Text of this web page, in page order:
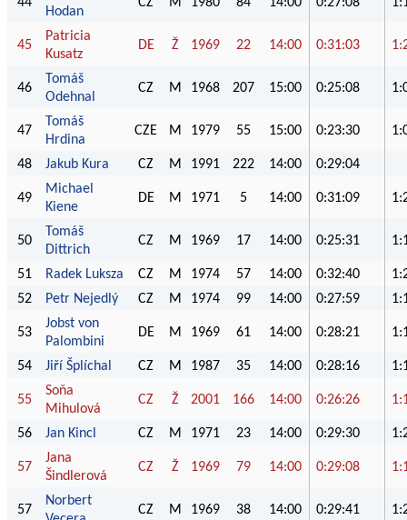
Hodan
45
Patricia
Kusatz
DE Ž 1969 22 14:00 0:31:03
46
Tomáš
Odehnal
CZ M 1968 207 15:00 0:25:08
47
Tomáš
Hrdina
CZE M 1979 55 15:00 0:23:30
48 Jakub Kura CZ M 1991 222 14:00 0:29:04
49
Michael
Kiene
DE M 1971 5 14:00 0:31:09
50
Tomáš
Dittrich
CZ M 1969 17 14:00 0:25:31
51 Radek Luksza CZ M 1974 57 14:00 0:32:40
52
Petr Nejedlý CZ M 1974 99 14:00 0:27:59
53
Jobst von
Palombini
DE M 1969 61 14:00 0:28:21
54 Jiří Šplíchal CZ M 1987 35 14:00 0:28:16
55
Soňa
Mihulová
CZ Ž 2001 166 14:00 0:26:26
56 Jan Kincl CZ M 1971 23 14:00 0:29:30
57
Jana
Šindlerová
CZ Ž 1969 79 14:00 0:29:08
57
Norbert
CZ M 1969 38 14:00 0:29:41